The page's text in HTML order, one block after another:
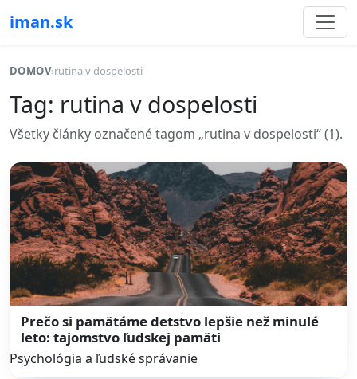
iman.sk
DOMOV›rutina v dospelosti
Tag: rutina v dospelosti
Všetky články označené tagom „rutina v dospelosti“ (1).
Prečo si pamätáme detstvo lepšie než minulé
leto: tajomstvo ľudskej pamäti
Psychológia a ľudské správanie